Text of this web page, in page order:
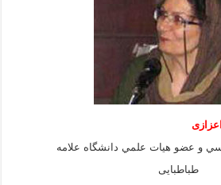
و عضو هيات علمي دانشگاه علامه
طباطبايى